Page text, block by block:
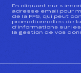
En cliquant sur «
adresse email pour
de la FFS, qui peut
promotionnelles de la
d’informations sur
la gestion de vos